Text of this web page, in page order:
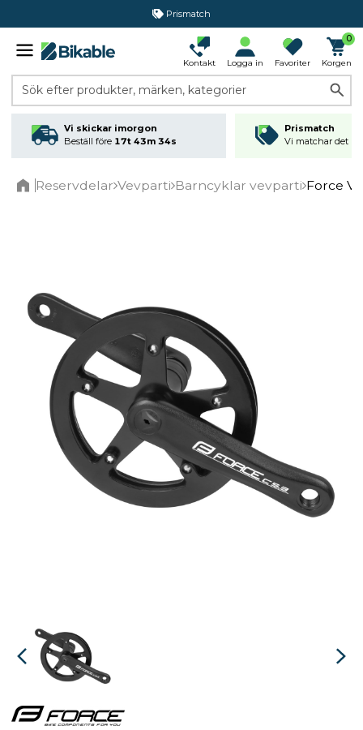
Prismatch
365 dagars öppet köp
Kontakt Logga in Favoriter
0
Korgen
Sök efter produkter, märken, kategorier
Vi skickar imorgon
Beställ före 17t 43m 34s
Prismatch
Vi matchar det
Reservdelar Vevparti Barncyklar vevparti Force